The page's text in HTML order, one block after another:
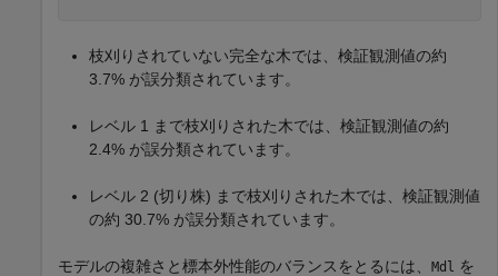
枝刈りされていない完全な木では、検証観測値の約
3.7% が誤分類されています。
レベル 1 まで枝刈りされた木では、検証観測値の約
2.4% が誤分類されています。
レベル 2 (切り株) まで枝刈りされた木では、検証観測値
の約 30.7% が誤分類されています。
モデルの複雑さと標本外性能のバランスをとるには、 Mdl
を